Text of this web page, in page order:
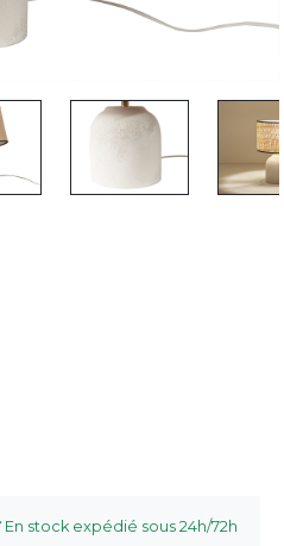
En stock expédié sous 24h/72h